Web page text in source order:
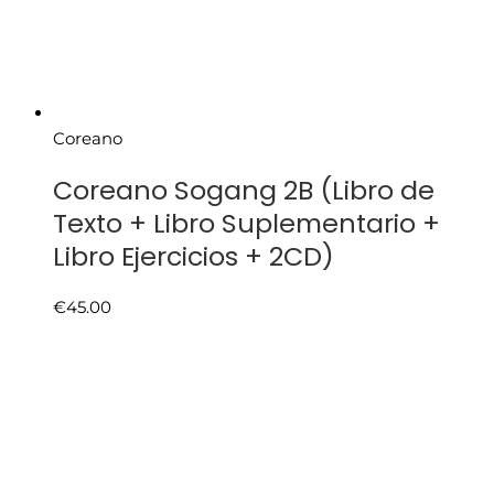
Coreano
Coreano Sogang 2B (Libro de
Texto + Libro Suplementario +
Libro Ejercicios + 2CD)
€45.00